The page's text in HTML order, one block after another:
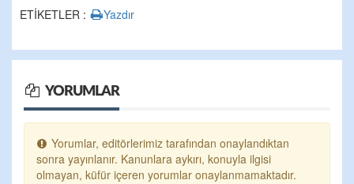
ETİKETLER : Yazdır
YORUMLAR
Yorumlar, editörlerimiz tarafından onaylandıktan
sonra yayınlanır. Kanunlara aykırı, konuyla ilgisi
olmayan, küfür içeren yorumlar onaylanmamaktadır.